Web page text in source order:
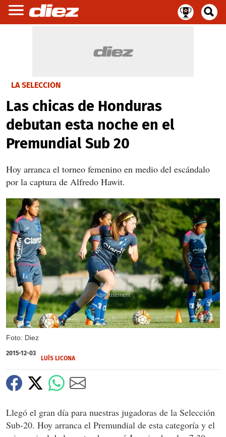
LA SELECCIÓN
Las chicas de Honduras
debutan esta noche en el
Premundial Sub 20
Hoy arranca el torneo femenino en medio del escándalo
por la captura de Alfredo Hawit.
Foto: Diez
X
X
2015-12-03
LUÍS LICONA
Llegó el gran día para nuestras jugadoras de la Selección
Sub-20. Hoy arranca el Premundial de esta categoría y el